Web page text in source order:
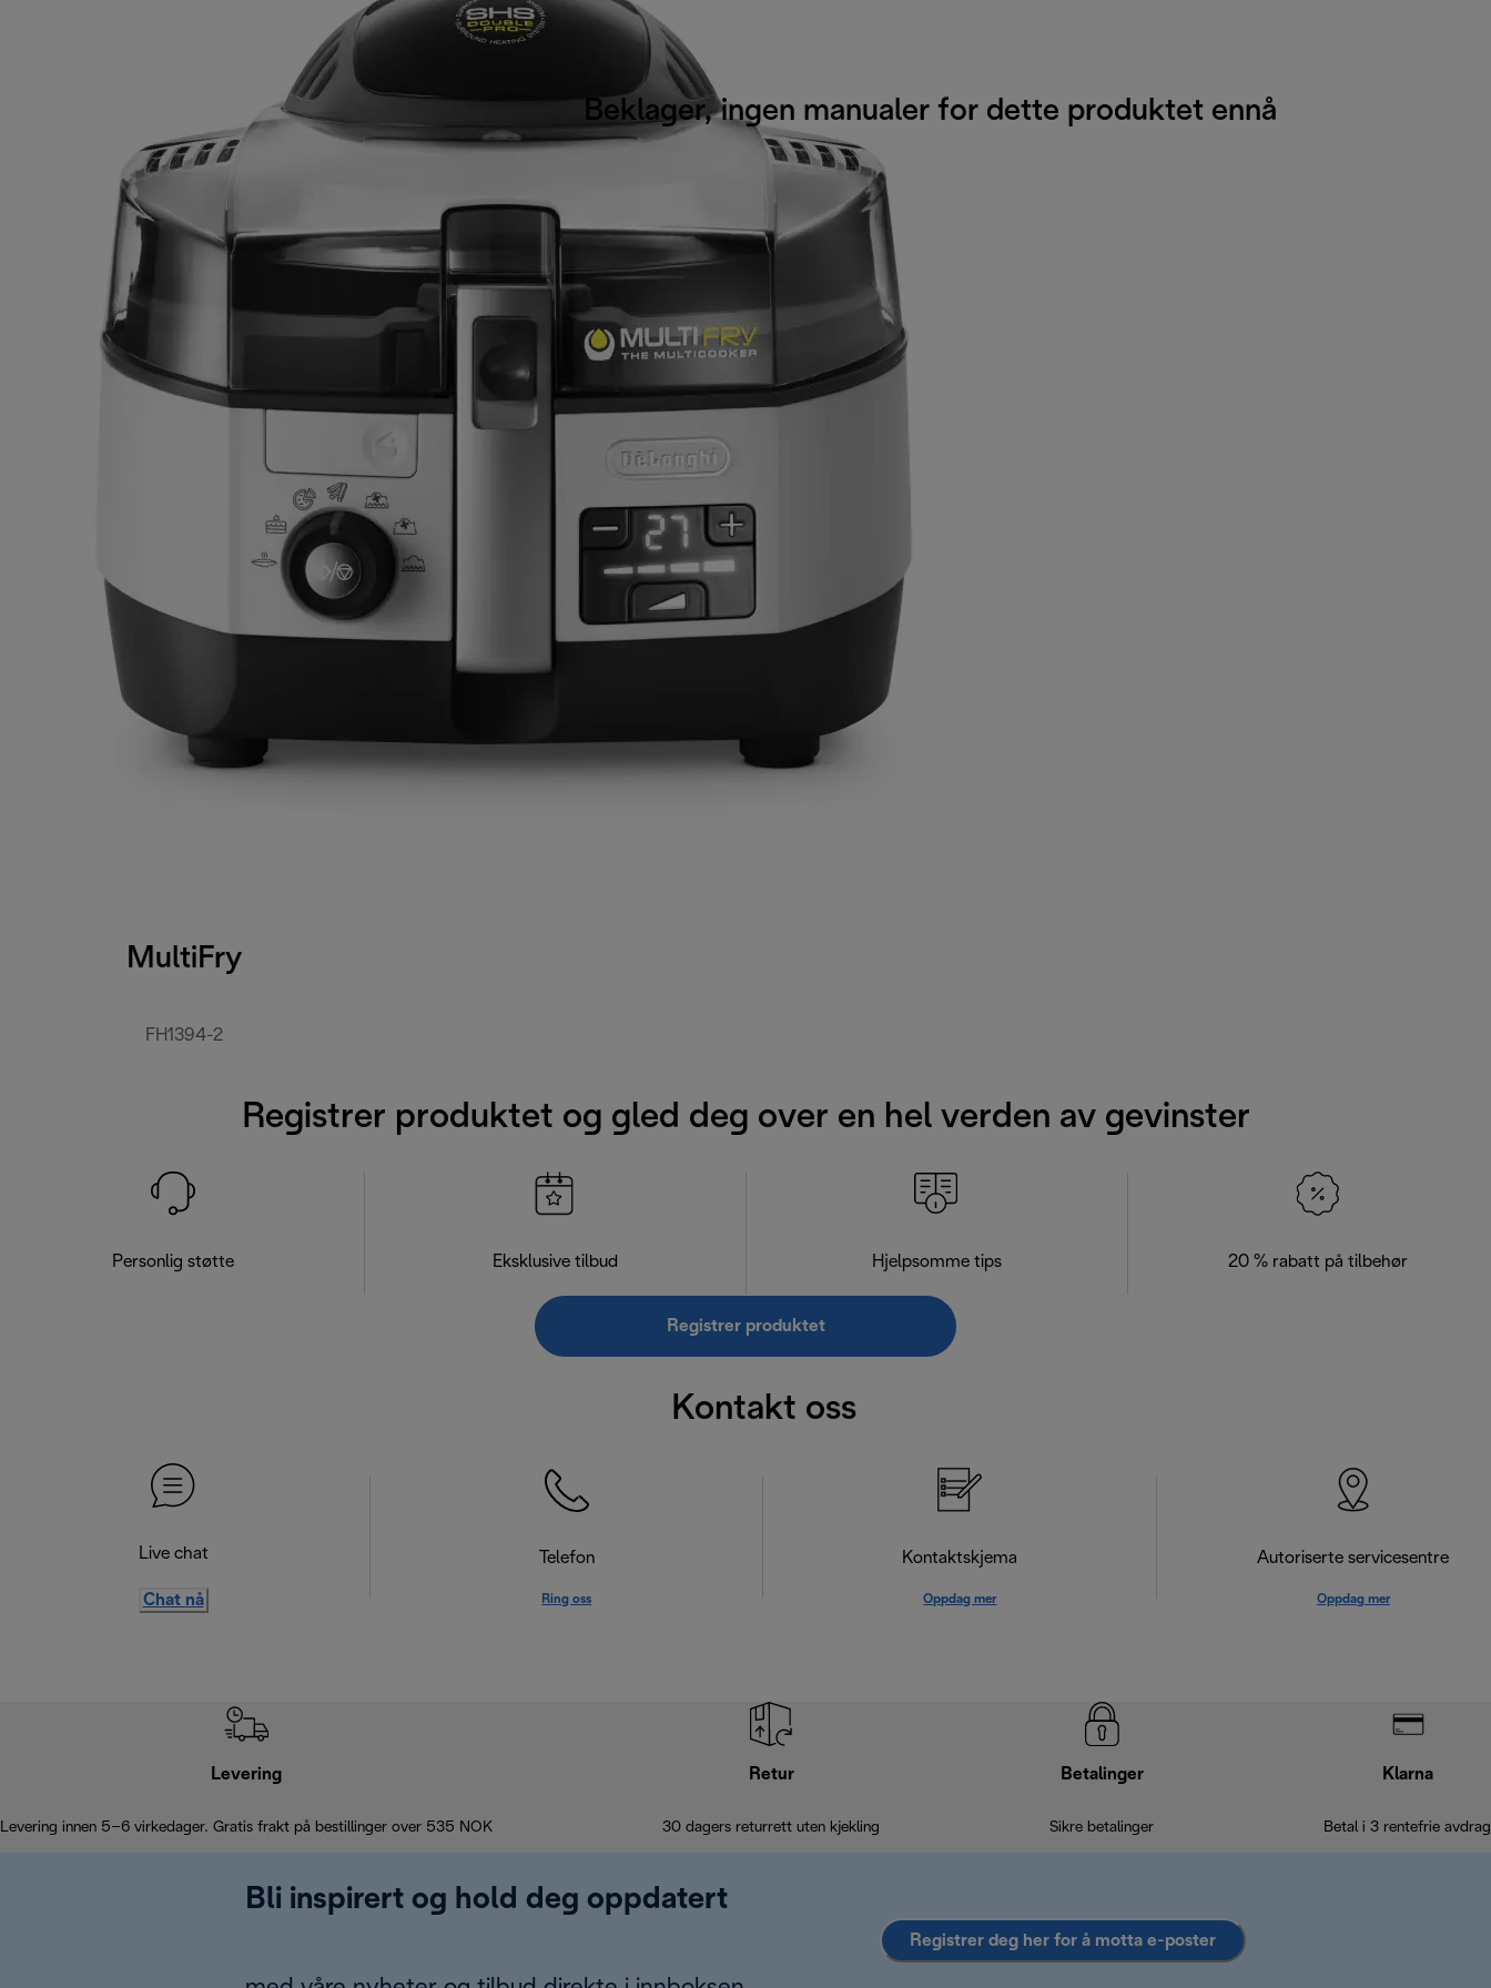
MultiFry
FH1394-2
Beklager, ingen manualer for dette produktet ennå
Registrer produktet og gled deg over en hel verden av gevinster
Personlig støtte Eksklusive tilbud Hjelpsomme tips 20 % rabatt på tilbehør
Registrer produktet
Kontakt oss
Live chat
Chat nå
Telefon
Ring oss
Kontaktskjema
Oppdag mer
Autoriserte servicesentre
Oppdag mer
Levering
Levering innen 5–6 virkedager. Gratis frakt på bestillinger over 535 NOK
Retur
30 dagers returrett uten kjekling
Betalinger
Sikre betalinger
Klarna
Betal i 3 rentefrie avdrag
Bli inspirert og hold deg oppdatert
Registrer deg her for å motta e-poster